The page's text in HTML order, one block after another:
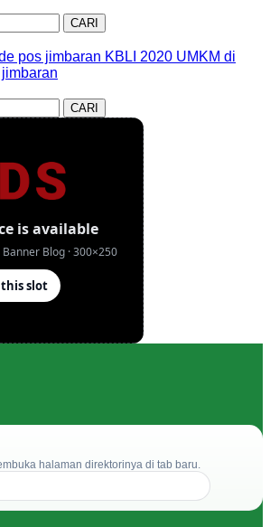
CARI
pos jimbaran KBLI 2020 UMKM di
CARI
halaman direktorinya di tab baru.